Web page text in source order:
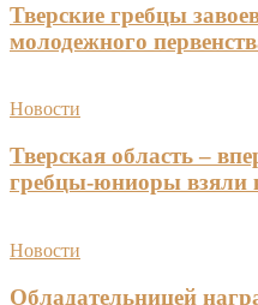
Тверские гребцы
молодежного
Новости
Тверская область –
гребцы-юниоры взяли
Новости
Обладательницей